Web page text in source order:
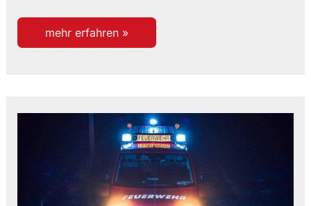
einsatz
fahrbahn
mehr erfahren »